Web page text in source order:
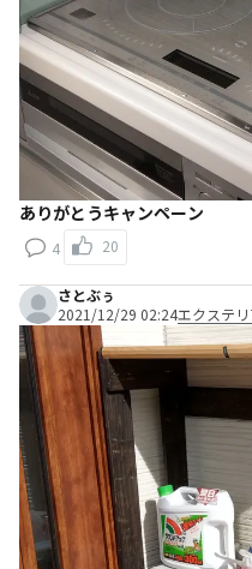
ありがとうキャンペーン
4 20
さとぶぅ
2021/12/29 02:24エクステリ